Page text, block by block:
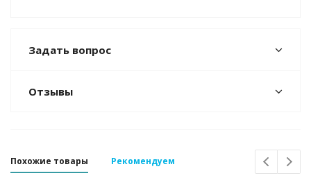
Задать вопрос
Отзывы
Похожие товары Рекомендуем